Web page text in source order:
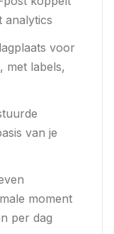
analytics
voor
met labels,
van je
moment
per dag